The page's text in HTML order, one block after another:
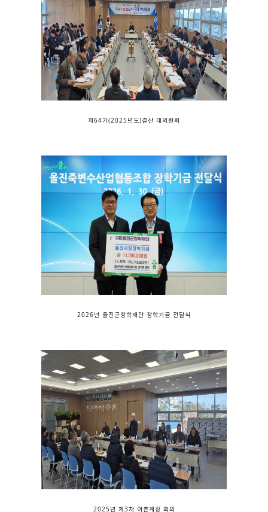
제64기(2025년도)결산 대의원회
2026년 울진군장학재단 장학기금 전달식
2025년 제3차 어촌계장 회의